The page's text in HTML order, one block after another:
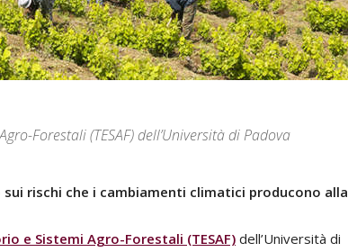
Forestali (TESAF) dell’Università di Padova
rischi che i cambiamenti climatici producono alla
e Sistemi Agro-Forestali (TESAF) dell’Università di